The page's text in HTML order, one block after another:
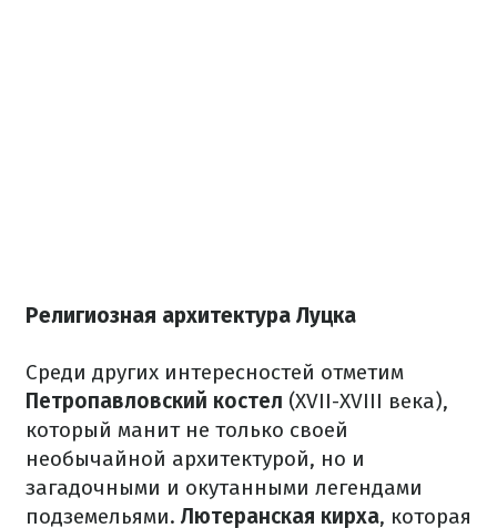
Религиозная архитектура Луцка
Среди других интересностей отметим
Петропавловский костел (XVII-XVIII века),
который манит не только своей
необычайной архитектурой, но и
загадочными и окутанными легендами
подземельями. Лютеранская кирха, которая